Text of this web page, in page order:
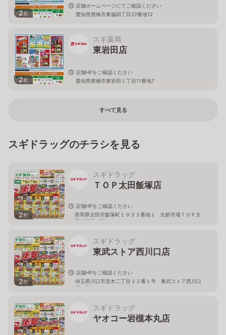
2枚
店舗ホームページにてご確認ください
愛知県豊橋市東脇四丁目22番地12
2枚
スギ薬局
東岩田店
店舗HPをご確認ください
愛知県豊橋市東岩田１丁目11番地7
すべて見る
スギドラッグのチラシを見る
2枚
スギドラッグ
ＴＯＰ太田飯塚店
店舗HPをご確認ください
群馬県太田市飯塚町１９３３番地１ 生鮮市場ＴＯＰ太
田飯塚店１階
2枚
スギドラッグ
東武ストア西川口店
店舗HPをご確認ください
埼玉県川口市並木二丁目２２番１号 東武ストア西川口
店２階
スギドラッグ
ヤオコー岩槻本丸店